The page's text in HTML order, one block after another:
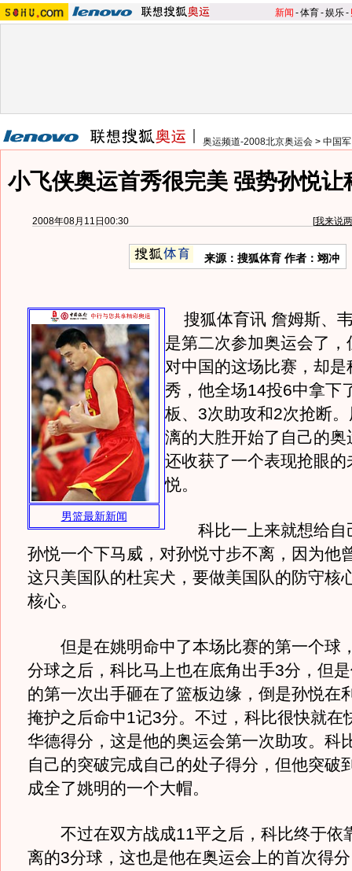
新闻 -体育-娱乐-
奥运频道-2008北京奥运会 > 中国
小飞侠奥运首秀很完美 强势孙悦让
2008年08月11日00:30 [我来说
来源：搜狐体育 作者：翊冲
男篮最新新闻
搜狐体育讯 詹姆斯、
是第二次参加奥运会了
对中国的这场比赛，却是
秀，他全场14投6中拿下
板、3次助攻和2次抢断
漓的大胜开始了自己的奥
还收获了一个表现抢眼的
悦。
科比一上来就想给自
孙悦一个下马威，对孙悦寸步不离，因为他
这只美国队的杜宾犬，要做美国队的防守核
核心。
但是在姚明命中了本场比赛的第一个球
分球之后，科比马上也在底角出手3分，但
的第一次出手砸在了篮板边缘，倒是孙悦在
掩护之后命中1记3分。不过，科比很快就在
华德得分，这是他的奥运会第一次助攻。科
自己的突破完成自己的处子得分，但他突破
成全了姚明的一个大帽。
不过在双方战成11平之后，科比终于依
离的3分球，这也是他在奥运会上的首次得